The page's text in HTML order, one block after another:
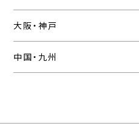
大阪・神戸
中国・九州